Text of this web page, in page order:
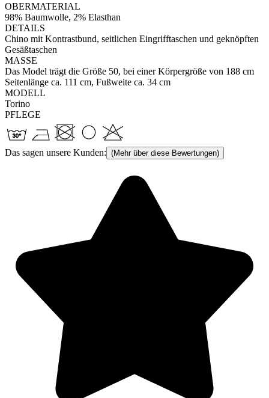
OBERMATERIAL
98% Baumwolle, 2% Elasthan
DETAILS
Chino mit Kontrastbund, seitlichen Eingrifftaschen und geknöpften
Gesäßtaschen
MASSE
Das Model trägt die Größe 50, bei einer Körpergröße von 188 cm
Seitenlänge ca. 111 cm, Fußweite ca. 34 cm
MODELL
Torino
PFLEGE
Das sagen unsere Kunden: (Mehr über diese Bewertungen)